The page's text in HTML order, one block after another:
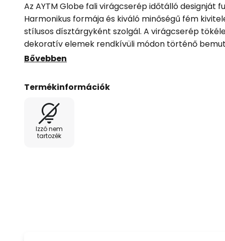
Az AYTM Globe fali virágcserép időtálló designját
Harmonikus formája és kiváló minőségű fém
stílusos dísztárgyként szolgál. A virágcserép
dekoratív elemek rendkívüli módon történő
illeszkedik a modern lakberendezési koncepciókba.
Átgondolt kialakításának köszönhetően a Globe
falon, akár praktikus kiegészítőként – ez a design
iránti szeretetet.
Bővebben
Termékinformációk
Izzó nem
tartozék